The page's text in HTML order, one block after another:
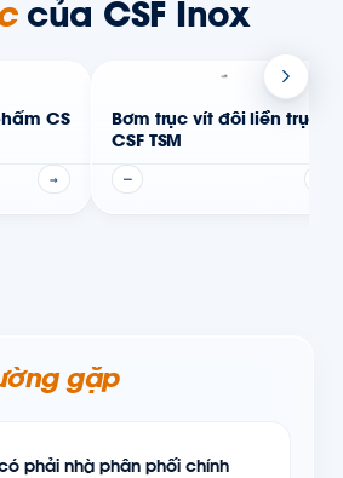
của CSF Inox
CS
→
Bơm trục vít đôi liền trục
CSF TSM
—
gặp
phải nhà phân phối chính